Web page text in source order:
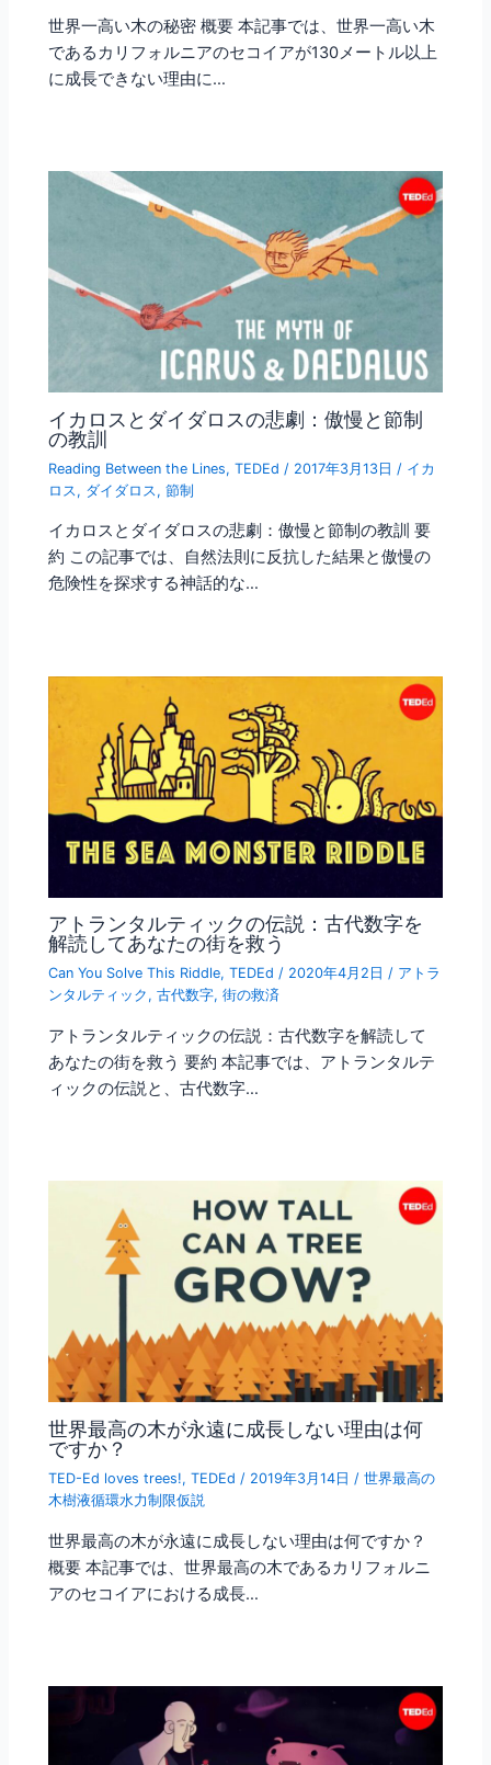
世界一高い木の秘密 概要 本記事では、世界一高い木
であるカリフォルニアのセコイアが130メートル以上
に成長できない理由に…
イカロスとダイダロスの悲劇：傲慢と節制
の教訓
Reading Between the Lines,TEDEd / 2017年3月13日 / イカ
ロス , ダイダロス ,節制
イカロスとダイダロスの悲劇：傲慢と節制の教訓 要
約 この記事では、自然法則に反抗した結果と傲慢の
危険性を探求する神話的な…
アトランタルティックの伝説：古代数字を
解読してあなたの街を救う
Can You Solve This Riddle,TEDEd / 2020年4月2日/ アトラ
ンタルティック ,古代数字,街の救済
アトランタルティックの伝説：古代数字を解読して
あなたの街を救う 要約 本記事では、アトランタルテ
ィックの伝説と、古代数字…
世界最高の木が永遠に成長しない理由は何
ですか？
TED-Ed loves trees!,TEDEd / 2019年3月14日/世界最高の
木樹液循環水力制限仮説
世界最高の木が永遠に成長しない理由は何ですか？
概要 本記事では、世界最高の木であるカリフォルニ
アのセコイアにおける成長…